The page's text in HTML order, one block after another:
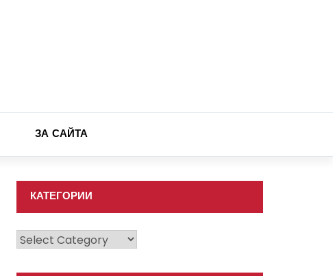
ЗА САЙТА
КАТЕГОРИИ
Категории